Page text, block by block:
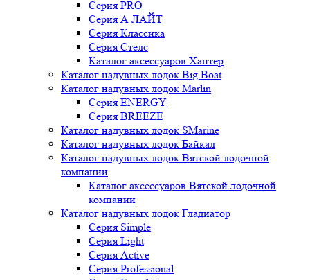
Серия PRO
Серия А ЛАЙТ
Серия Классика
Серия Стелс
Каталог аксессуаров Хантер
Каталог надувных лодок Big Boat
Каталог надувных лодок Marlin
Серия ENERGY
Серия BREEZE
Каталог надувных лодок SMarine
Каталог надувных лодок Байкал
Каталог надувных лодок Вятской лодочной
компании
Каталог аксессуаров Вятской лодочной
компании
Каталог надувных лодок Гладиатор
Серия Simple
Серия Light
Серия Active
Серия Professional